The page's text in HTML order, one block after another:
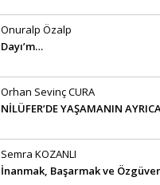
Onuralp Özalp
Dayı’m…
Orhan Sevinç CURA
NİLÜFER’DE YAŞAMANIN
Semra KOZANLI
İnanmak, Başarmak ve